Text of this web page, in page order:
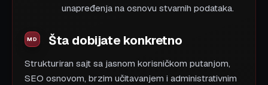
unapređenja na osnovu stvarnih podataka.
Šta dobijate konkretno
Strukturiran sajt sa jasnom korisničkom putanjom,
SEO osnovom, brzim učitavanjem i administrativnim